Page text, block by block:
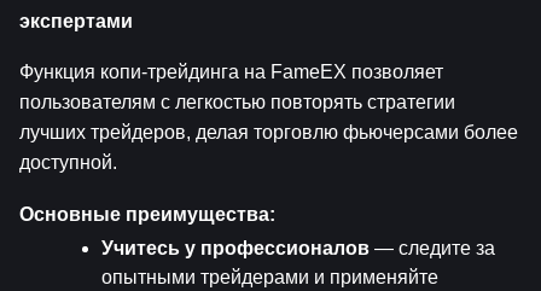
экспертами
Функция копи-трейдинга на FameEX позволяет
пользователям с легкостью повторять стратегии
лучших трейдеров, делая торговлю фьючерсами более
доступной.
Основные преимущества:
Учитесь у профессионалов — следите за
опытными трейдерами и применяйте